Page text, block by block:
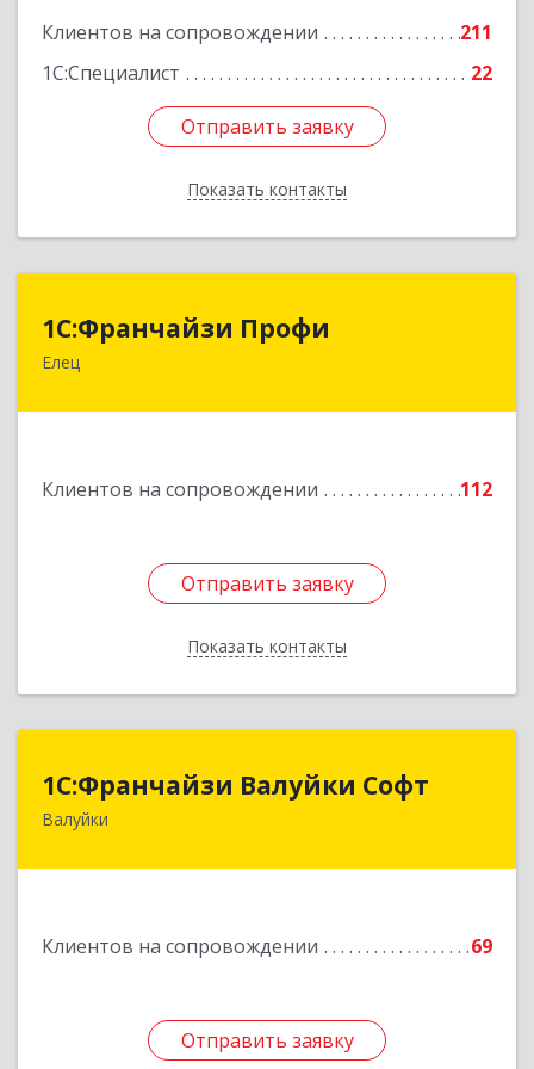
Клиентов на сопровождении
211
1С:Специалист
22
Отправить заявку
Показать контакты
Отправить заявку
Назад
1С:Франчайзи Профи
Елец
Клиентов на сопровождении 112
Отправить заявку
Показать контакты
1С:Франчайзи Профи
Отправить заявку
Назад
1С:Франчайзи Валуйки Софт
Валуйки
Клиентов на сопровождении 69
Отправить заявку
1С:Франчайзи Валуйки Софт
309996, Белгородская обл, Валуйки г, Горького,
Отправить заявку